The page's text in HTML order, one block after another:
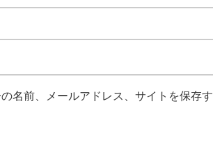
名前、メールアドレス、サイトを保存す